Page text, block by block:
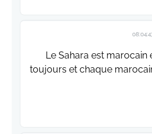
Le Sahara est
toujours et chaque